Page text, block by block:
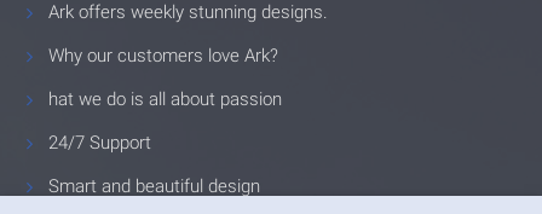
Ark offers weekly stunning designs.
Why our customers love Ark?
hat we do is all about passion
24/7 Support
Smart and beautiful design